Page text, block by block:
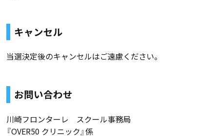
キャンセル
当選決定後のキャンセルはご遠慮ください。
お問い合わせ
川崎フロンターレ スクール事務局
『OVER50 クリニック』係